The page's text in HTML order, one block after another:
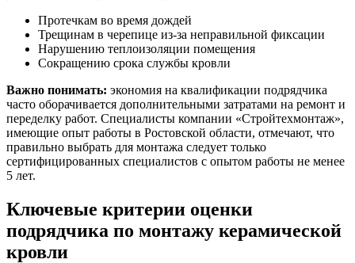
Протечкам во время дождей
Трещинам в черепице из-за неправильной фиксации
Нарушению теплоизоляции помещения
Сокращению срока службы кровли
Важно понимать: экономия на квалификации подрядчика
часто оборачивается дополнительными затратами на ремонт и
переделку работ. Специалисты компании «Стройтехмонтаж»,
имеющие опыт работы в Ростовской области, отмечают, что
правильно выбрать для монтажа следует только
сертифицированных специалистов с опытом работы не менее
5 лет.
Ключевые критерии оценки
подрядчика по монтажу керамической
кровли